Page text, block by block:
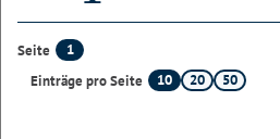
Seite
1
Einträge pro Seite
10 20 50